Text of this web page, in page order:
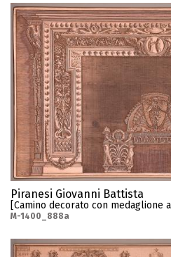
Piranesi Giovanni Battista
[Camino decorato con medaglione
M-1400_888a